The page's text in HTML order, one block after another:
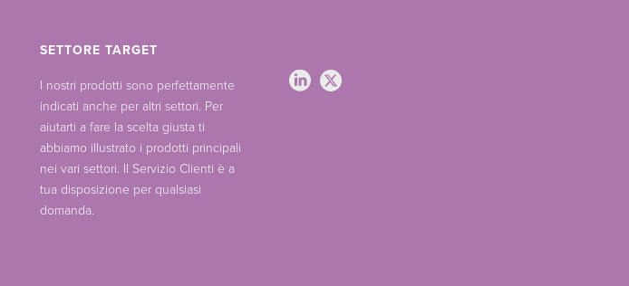
SETTORE TARGET
I nostri prodotti sono perfettamente
indicati anche per altri settori. Per
aiutarti a fare la scelta giusta ti
abbiamo illustrato i prodotti principali
nei vari settori. Il Servizio Clienti è a
tua disposizione per qualsiasi
domanda.